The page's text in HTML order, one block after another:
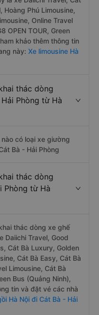
Hoàng Phú Limousine,
Online Travel
OPEN TOUR, Green
khảo thêm thông tin
này: Xe limousine Hà
thác dòng
Phòng từ Hà
có loại xe giường
Bà - Hải Phòng
thác dòng
Phòng từ Hà
thác dòng xe ghế
Daiichi Travel, Good
Cát Bà Luxury, Golden
Cát Bà Easy, Cát Bà
Limousine, Cát Bà
Bus (Quảng Ninh),
tin và đặt vé các nhà
Hà Nội đi Cát Bà - Hải